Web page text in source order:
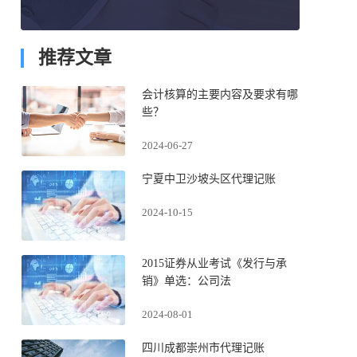
推荐文章
会计核算的主要内容及要求有哪
些？
2024-06-27
宁夏中卫沙坡头区代理记账
2024-10-15
2015证券从业考试《发行与承
销》单选：公司法
2024-08-01
四川成都崇州市代理记账